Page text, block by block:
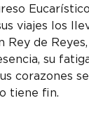
viajes los
Rey de
su
corazones
tiene fin.